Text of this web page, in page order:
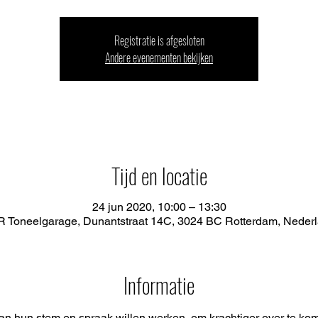
Registratie is afgesloten
Andere evenementen bekijken
Tijd en locatie
24 jun 2020, 10:00 – 13:30
Toneelgarage, Dunantstraat 14C, 3024 BC Rotterdam,
Informatie